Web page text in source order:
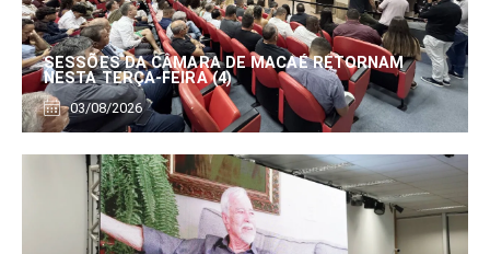
SESSÕES DA CÂMARA DE MACAÉ RETORNAM
NESTA TERÇA-FEIRA (4)
03/08/2026